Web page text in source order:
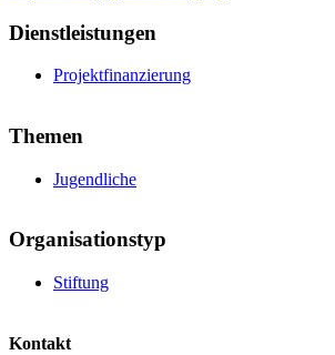
Dienstleistungen
Projektfinanzierung
Themen
Jugendliche
Organisationstyp
Stiftung
Kontakt